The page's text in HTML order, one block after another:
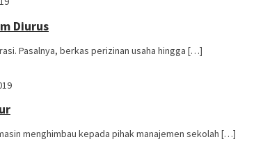
Diurus
Pasalnya, berkas perizinan usaha hingga […]
menghimbau kepada pihak manajemen sekolah […]